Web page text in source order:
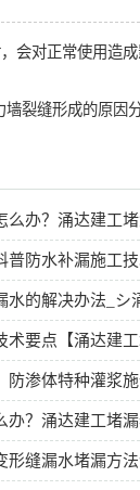
会对正常使用造
墙裂缝形成的原因
防水补漏施工技
水的解决办法_シ
要点【涌达建工
渗体特种灌浆施
形缝漏水堵漏方